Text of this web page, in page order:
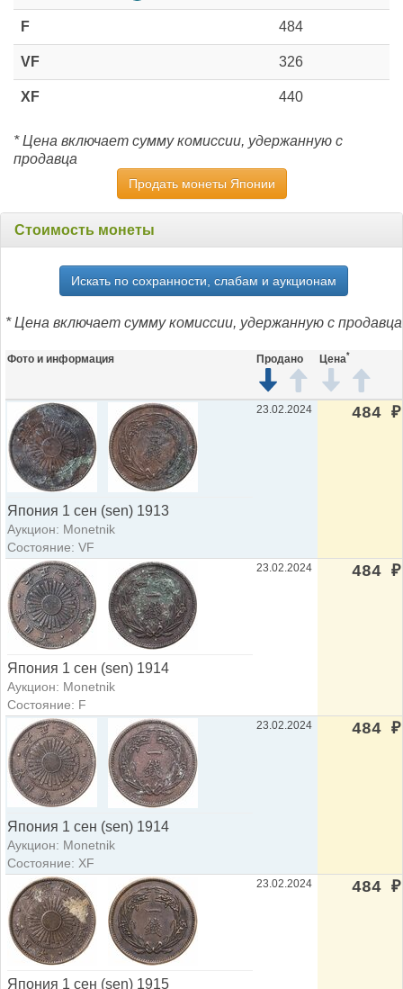
F 484
VF 326
XF 440
* Цена включает сумму комиссии, удержанную с
продавца
Продать монеты Японии
Стоимость монеты
Искать по сохранности, слабам и аукционам
* Цена включает сумму комиссии, удержанную с продавца
Фото и информация Продано Цена*
Япония 1 сен (sen) 1913
Аукцион: Monetnik
Состояние: VF
23.02.2024 484 ₽
Япония 1 сен (sen) 1914
Аукцион: Monetnik
Состояние: F
23.02.2024 484 ₽
Япония 1 сен (sen) 1914
Аукцион: Monetnik
Состояние: XF
23.02.2024 484 ₽
Япония 1 сен (sen) 1915
23.02.2024 484 ₽